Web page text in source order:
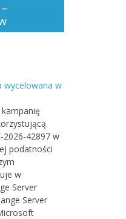
wycelowana w
2026-42897 w
podatności
w
Server
Server